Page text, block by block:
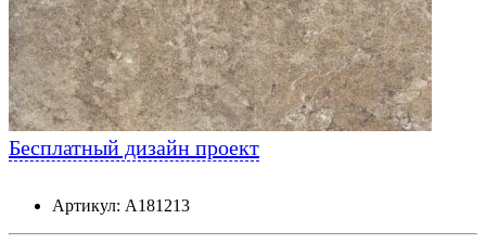
Бесплатный дизайн проект
Артикул: А181213